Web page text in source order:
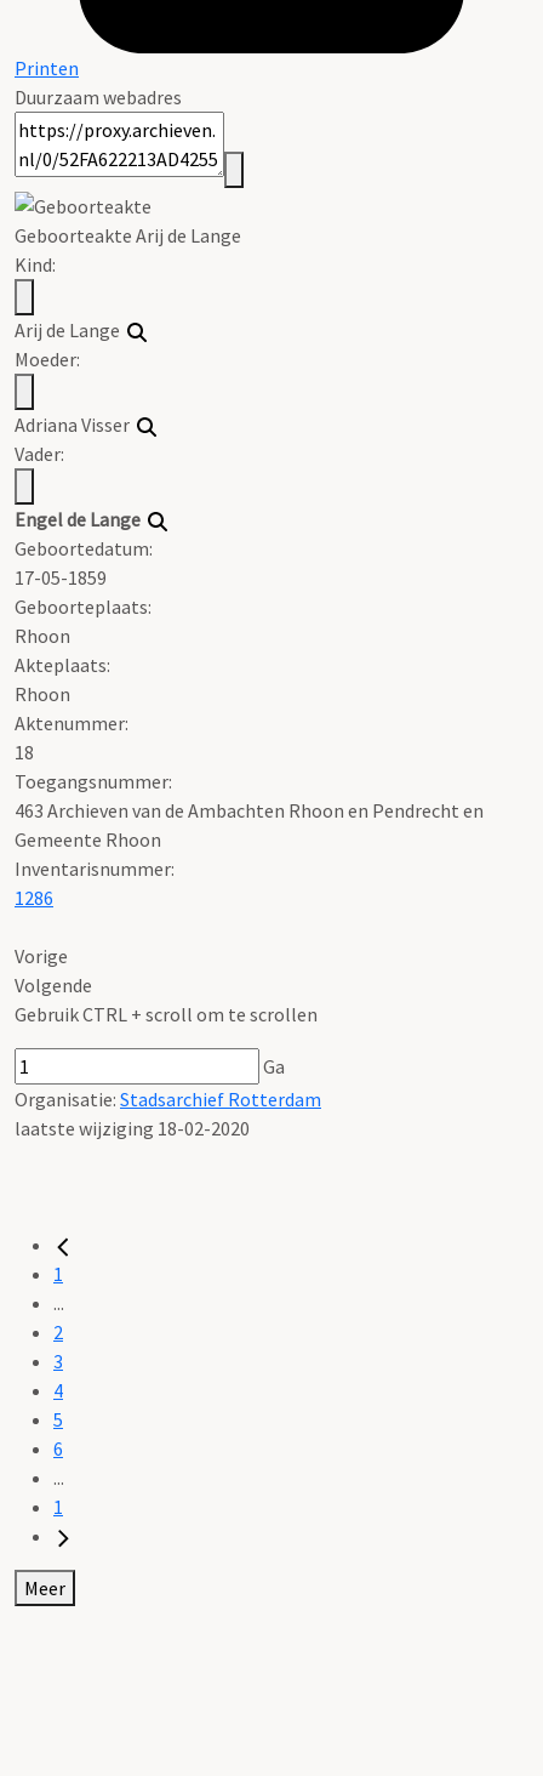
Printen
Duurzaam webadres
Geboorteakte Arij de Lange
Kind:
Arij de Lange
Moeder:
Adriana Visser
Vader:
Engel de Lange
Geboortedatum:
17-05-1859
Geboorteplaats:
Rhoon
Akteplaats:
Rhoon
Aktenummer:
18
Toegangsnummer:
463 Archieven van de Ambachten Rhoon en Pendrecht en
Gemeente Rhoon
Inventarisnummer:
1286
Vorige
Volgende
Gebruik CTRL + scroll om te scrollen
Ga
Organisatie: Stadsarchief Rotterdam
laatste wijziging 18-02-2020
1
...
2
3
4
5
6
...
1
Meer